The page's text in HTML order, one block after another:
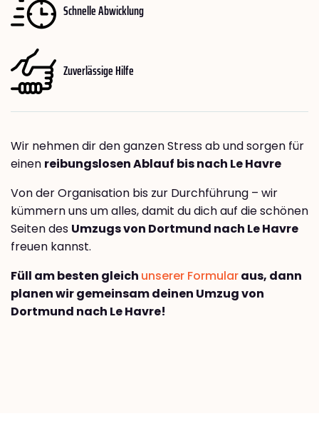
Schnelle Abwicklung
Zuverlässige Hilfe
Wir nehmen dir den ganzen Stress ab und sorgen für
einen reibungslosen Ablauf bis nach Le Havre
Von der Organisation bis zur Durchführung – wir
kümmern uns um alles, damit du dich auf die schönen
Seiten des Umzugs von Dortmund nach Le Havre
freuen kannst.
Füll am besten gleich unserer Formularaus, dann
planen wir gemeinsam deinen Umzug von
Dortmund nach Le Havre!